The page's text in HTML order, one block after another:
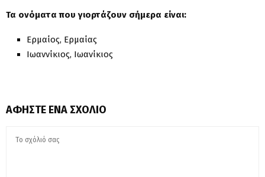
Τα ονόματα που γιορτάζουν σήμερα είναι:
Ερμαίος, Ερμαίας
Ιωαννίκιος, Ιωανίκιος
ΑΦΉΣΤΕ ΈΝΑ ΣΧΌΛΙΟ